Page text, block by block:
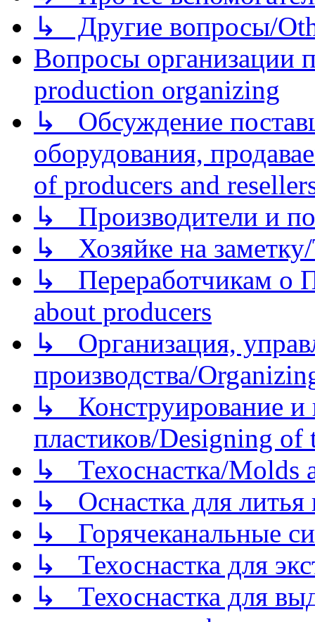
↳ Другие вопросы/
Вопросы организации
production organizing
↳ Обсуждение
оборудования,
of producers and
↳ Производители и
↳ Хозяйке на
↳ Переработчикам о
about producers
↳ Организация,
производства/
↳ Конструирование и
пластиков/Designing of
↳ Техоснастка/Molds
↳ Оснастка для литья
↳ Горячеканальные
↳ Техоснастка для
↳ Техоснастка для